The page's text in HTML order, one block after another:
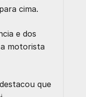
cima.
e dos
motorista
que